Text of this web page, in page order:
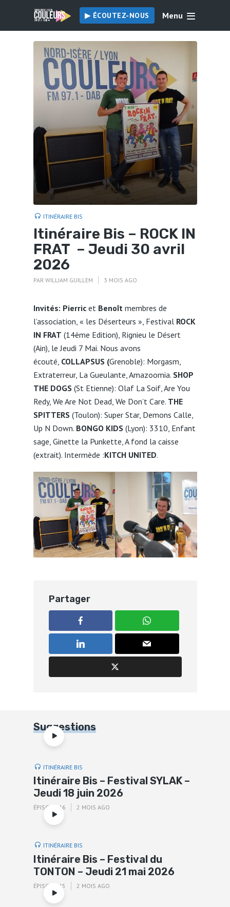
▶︎ ÉCOUTEZ-NOUS Menu
ITINÉRAIRE BIS
Itinéraire Bis – ROCK IN
FRAT – Jeudi 30 avril
2026
PAR WILLIAM GUILLEM 3 MOIS AGO
Invités: Pierric et Benoît membres de
l’association, « les Déserteurs », Festival ROCK
IN FRAT (14ème Edition), Rignieu le Désert
(Ain), le Jeudi 7 Mai. Nous avons
écouté, COLLAPSUS (Grenoble): Morgasm,
Extraterreur, La Gueulante, Amazoomia. SHOP
THE DOGS (St Etienne): Olaf La Soif, Are You
Redy, We Are Not Dead, We Don’t Care. THE
SPITTERS (Toulon): Super Star, Demons Calle,
Up N Down. BONGO KIDS (Lyon): 3310, Enfant
sage, Ginette la Punkette, A fond la caisse
(extrait). Intermède :KITCH UNITED.
Partager
Suggestions
ITINÉRAIRE BIS
Itinéraire Bis – Festival SYLAK –
Jeudi 18 juin 2026
ÉPISODE 46 2 MOIS AGO
ITINÉRAIRE BIS
Itinéraire Bis – Festival du
TONTON – Jeudi 21 mai 2026
ÉPISODE 45 2 MOIS AGO